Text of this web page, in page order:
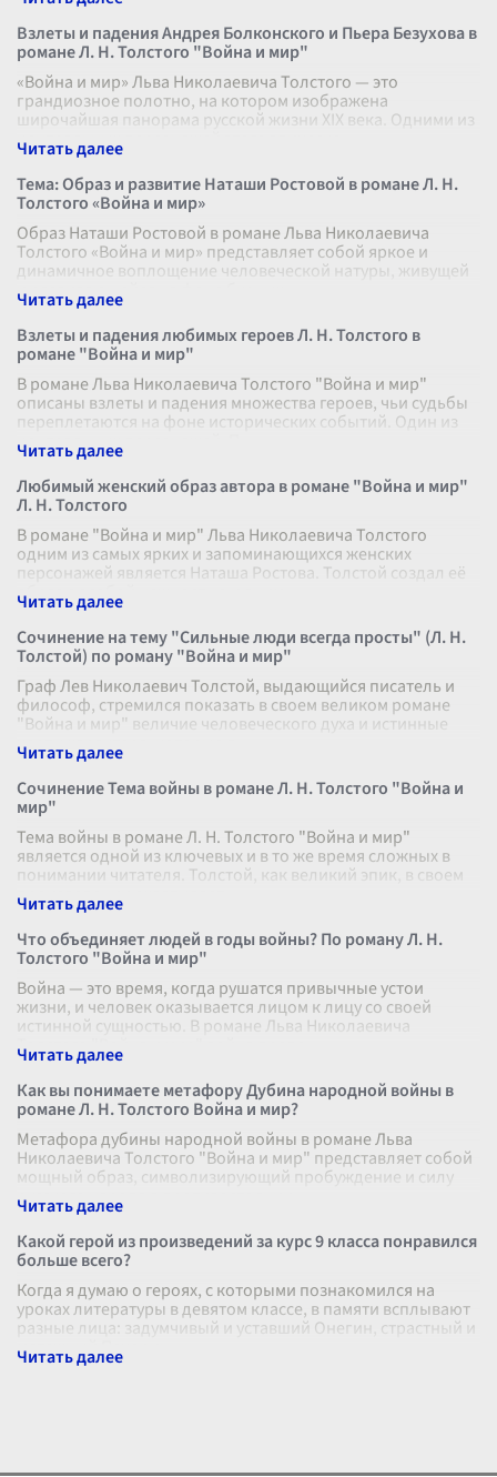
Взлеты и падения Андрея Болконского и Пьера Безухова в
романе Л. Н. Толстого "Война и мир"
«Война и мир» Льва Николаевича Толстого — это
грандиозное полотно, на котором изображена
широчайшая панорама русской жизни XIX века. Одними из
центральных персонажей этого эпическо
Тема: Образ и развитие Наташи Ростовой в романе Л. Н.
Толстого «Война и мир»
Образ Наташи Ростовой в романе Льва Николаевича
Толстого «Война и мир» представляет собой яркое и
динамичное воплощение человеческой натуры, живущей
и развивающейся на фоне бурных
Взлеты и падения любимых героев Л. Н. Толстого в
романе "Война и мир"
В романе Льва Николаевича Толстого "Война и мир"
описаны взлеты и падения множества героев, чьи судьбы
переплетаются на фоне исторических событий. Один из
центральных персонажей, П
Любимый женский образ автора в романе "Война и мир"
Л. Н. Толстого
В романе "Война и мир" Льва Николаевича Толстого
одним из самых ярких и запоминающихся женских
персонажей является Наташа Ростова. Толстой создал её
образ с особой нежностью и вним
Сочинение на тему "Сильные люди всегда просты" (Л. Н.
Толстой) по роману "Война и мир"
Граф Лев Николаевич Толстой, выдающийся писатель и
философ, стремился показать в своем великом романе
"Война и мир" величие человеческого духа и истинные
черты характера, которые д
Сочинение Тема войны в романе Л. Н. Толстого "Война и
мир"
Тема войны в романе Л. Н. Толстого "Война и мир"
является одной из ключевых и в то же время сложных в
понимании читателя. Толстой, как великий эпик, в своем
произведении охватывает
Что объединяет людей в годы войны? По роману Л. Н.
Толстого "Война и мир"
Война — это время, когда рушатся привычные устои
жизни, и человек оказывается лицом к лицу со своей
истинной сущностью. В романе Льва Николаевича
Толстого "Война и мир" война предс
Как вы понимаете метафору Дубина народной войны в
романе Л. Н. Толстого Война и мир?
Метафора дубины народной войны в романе Льва
Николаевича Толстого "Война и мир" представляет собой
мощный образ, символизирующий пробуждение и силу
русского народа в противостоянии
Какой герой из произведений за курс 9 класса понравился
больше всего?
Когда я думаю о героях, с которыми познакомился на
уроках литературы в девятом классе, в памяти всплывают
разные лица: задумчивый и уставший Онегин, страстный и
мятежный Печорин, н